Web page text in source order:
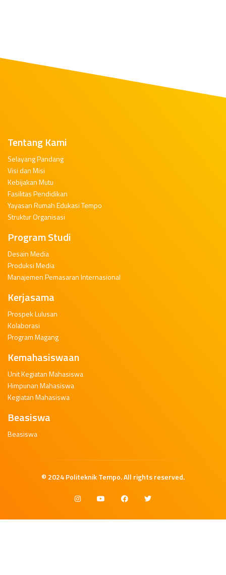
Tentang Kami
Selayang Pandang
Visi dan Misi
Kebijakan Mutu
Fasilitas Pendidikan
Yayasan Rumah Edukasi Tempo
Struktur Organisasi
Program Studi
Desain Media
Produksi Media
Manajemen Pemasaran Internasional
Kerjasama
Prospek Lulusan
Kolaborasi
Program Magang
Kemahasiswaan
Unit Kegiatan Mahasiswa
Himpunan Mahasiswa
Kegiatan Mahasiswa
Beasiswa
Beasiswa
© 2024Politeknik Tempo. All rights reserved.